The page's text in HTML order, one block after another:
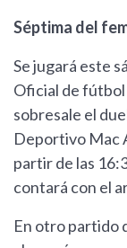
Séptima del
Se jugará este
Oficial de
sobresale el
Deportivo Mac
partir de las
contará con el
En otro partido